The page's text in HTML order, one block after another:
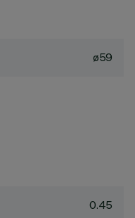
ø59
0.45